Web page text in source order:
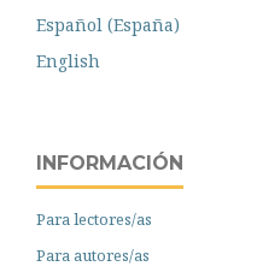
Español (España)
English
INFORMACIÓN
Para lectores/as
Para autores/as